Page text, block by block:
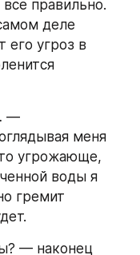
правильно.
деле
его угроз в
—
меня
угрожающе,
воды я
гремит
— наконец